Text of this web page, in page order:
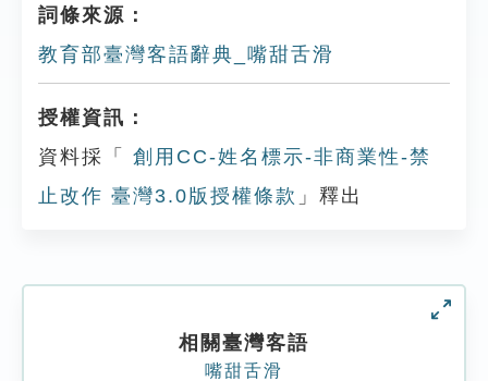
詞條來源：
教育部臺灣客語辭典_嘴甜舌滑
授權資訊：
資料採「
創用CC-姓名標示-非商業性-禁
止改作 臺灣3.0版授權條款 」釋出
相關臺灣客語
嘴甜舌滑